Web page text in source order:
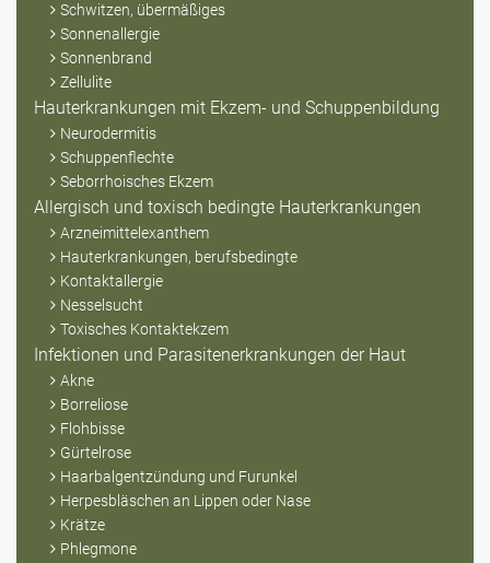
Schwitzen, übermäßiges
Sonnenallergie
Sonnenbrand
Zellulite
Hauterkrankungen mit Ekzem- und Schuppenbildung
Neurodermitis
Schuppenflechte
Seborrhoisches Ekzem
Allergisch und toxisch bedingte Hauterkrankungen
Arzneimittelexanthem
Hauterkrankungen, berufsbedingte
Kontaktallergie
Nesselsucht
Toxisches Kontaktekzem
Infektionen und Parasitenerkrankungen der Haut
Akne
Borreliose
Flohbisse
Gürtelrose
Haarbalgentzündung und Furunkel
Herpesbläschen an Lippen oder Nase
Krätze
Phlegmone